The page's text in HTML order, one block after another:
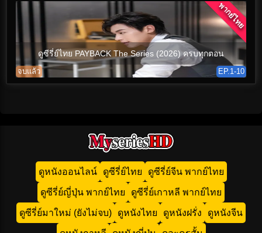
ดูซีรี่ย์ไทย PAYBACK The Series (2026) ครบทุกตอน
จบแล้ว EP.1-10
พากย์ไทย
ดูหนังออนไลน์ ดูซีรี่ย์ไทย ดูซีรี่ย์จีน พากย์ไทย
ดูซีรี่ย์ญี่ปุ่น พากย์ไทย ดูซีรี่ย์เกาหลี พากย์ไทย
ดูซีรี่ย์มาใหม่ (ยังไม่จบ) ดูหนังไทย ดูหนังฝรั่ง ดูหนังจีน